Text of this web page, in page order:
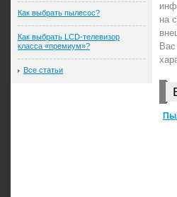
на
Как выбрать пылесос?
Как выбрать LCD-телевизор
класса «премиум»?
Все статьи